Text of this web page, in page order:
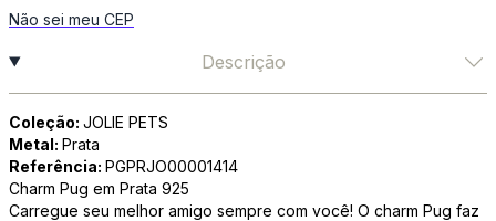
Não sei meu CEP
Descrição
Coleção: JOLIE PETS
Metal: Prata
Referência: PGPRJO00001414
Charm Pug em Prata 925
Carregue seu melhor amigo sempre com você! O charm Pug faz